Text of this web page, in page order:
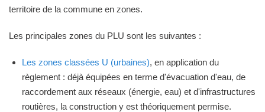
territoire de la commune en zones.
Les principales zones du PLU sont les suivantes :
Les zones classées U (urbaines), en application du
règlement : déjà équipées en terme d'évacuation d'eau, de
raccordement aux réseaux (énergie, eau) et d'infrastructures
routières, la construction y est théoriquement permise.